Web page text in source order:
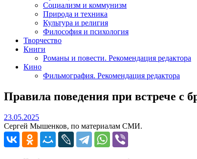
Социализм и коммунизм
Природа и техника
Культура и религия
Философия и психология
Творчество
Книги
Романы и повести. Рекомендация редактора
Кино
Фильмография. Рекомендация редактора
Правила поведения при встрече с
23.05.202523.05.2025
Сергей Мышенков, по материалам СМИ.